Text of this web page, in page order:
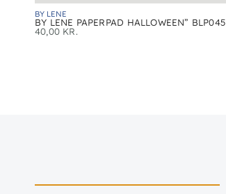
BY LENE
BY LENE PAPERPAD HALLOWEEN” BLP045
40,00 KR.